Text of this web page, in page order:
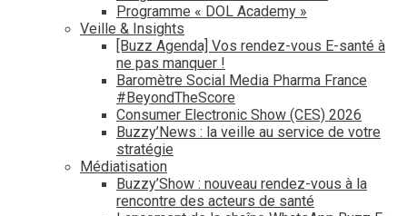
Programme « DOL Academy »
Veille & Insights
[Buzz Agenda] Vos rendez-vous E-santé à
ne pas manquer !
Baromètre Social Media Pharma France
#BeyondTheScore
Consumer Electronic Show (CES) 2026
Buzzy’News : la veille au service de votre
stratégie
Médiatisation
Buzzy’Show : nouveau rendez-vous à la
rencontre des acteurs de santé